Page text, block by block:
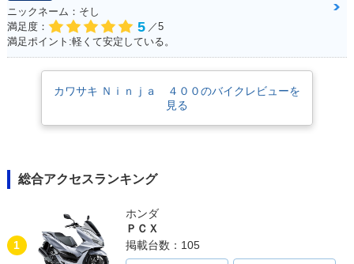
2018年 Ninja 400
KRT Edition・特
別・限定仕様
2018年 Ninja 40
0・フルモデルチェ
ンジ
n・特別・限定仕様
2017年 Ninja 400 A
2017年 Ninja 40
ニックネーム：そし
満足度：
5 ／5
満足ポイント:軽くて安定している。
カワサキ Ｎｉｎｊａ ４００のバイクレビューを
見る
総合アクセスランキング
1
ホンダ
ＰＣＸ
掲載台数：105